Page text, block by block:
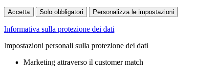
Accetta Solo obbligatori Personalizza le impostazioni
Informativa sulla protezione dei dati
Impostazioni personali sulla protezione dei dati
Marketing attraverso il customer match